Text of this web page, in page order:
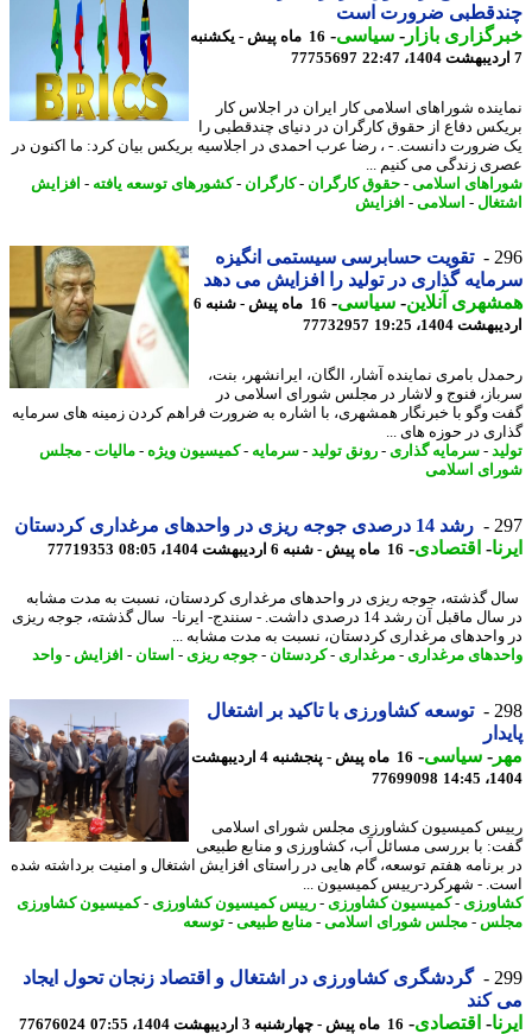
ضرورت است
بازار- سیاسی-
16 ماه پیش - یکشنبه
77755697
شوراهای اسلامی کار ایران در اجلاس کار
دفاع از حقوق کارگران در دنیای چندقطبی را
دانست. - ، رضا عرب احمدی در اجلاسیه بریکس بیان کرد: ما اکنون در
زندگی می کنیم ...
اسلامی-حقوق کارگران- کارگران- کشورهای توسعه یافته -افزایش
-اسلامی-افزایش
تقویت حسابرسی سیستمی انگیزه
گذاری در تولید را افزایش می دهد
آنلاین-سیاسی-
16 ماه پیش - شنبه 6
1404، 19:25
77732957
بامری نماینده آشار، الگان، ایرانشهر، بنت،
فنوج و لاشار در مجلس شورای اسلامی در
وگو با خبرنگار همشهری، با اشاره به ضرورت فراهم کردن زمینه های سرمایه
در حوزه های ...
-سرمایه گذاری- رونق تولید-سرمایه -کمیسیون ویژه -مالیات-مجلس
اسلامی
رشد 14 درصدی جوجه ریزی در واحدهای مرغداری کردستان
-اقتصادی-16 ماه پیش - شنبه 6 اردیبهشت 1404، 08:05 77719353
گذشته، جوجه ریزی در واحدهای مرغداری کردستان، نسبت به مدت مشابه
در سال ماقبل آن رشد 14 درصدی داشت. - سنندج- ایرنا- سال گذشته، جوجه ریزی
مرغداری کردستان، نسبت به مدت مشابه ...
مرغداری- مرغداری- کردستان-جوجه ریزی - استان-افزایش -واحد
توسعه کشاورزی با تاکید بر اشتغال
-سیاسی-
16 ماه پیش - پنجشنبه 4 اردیبهشت
77699098
کمیسیون کشاورزی مجلس شورای اسلامی
با بررسی مسائل آب، کشاورزی و منابع طبیعی
هفتم توسعه، گام هایی در راستای افزایش اشتغال و امنیت برداشته شده
- شهرکرد-رییس کمیسیون ...
- کمیسیون کشاورزی- رییس کمیسیون کشاورزی- کمیسیون کشاورزی
-مجلس شورای اسلامی-منابع طبیعی-توسعه
گردشگری کشاورزی در اشتغال و اقتصاد زنجان تحول ایجاد
کند
-اقتصادی-16 ماه پیش - چهارشنبه 3 اردیبهشت 1404، 07:55 77676024